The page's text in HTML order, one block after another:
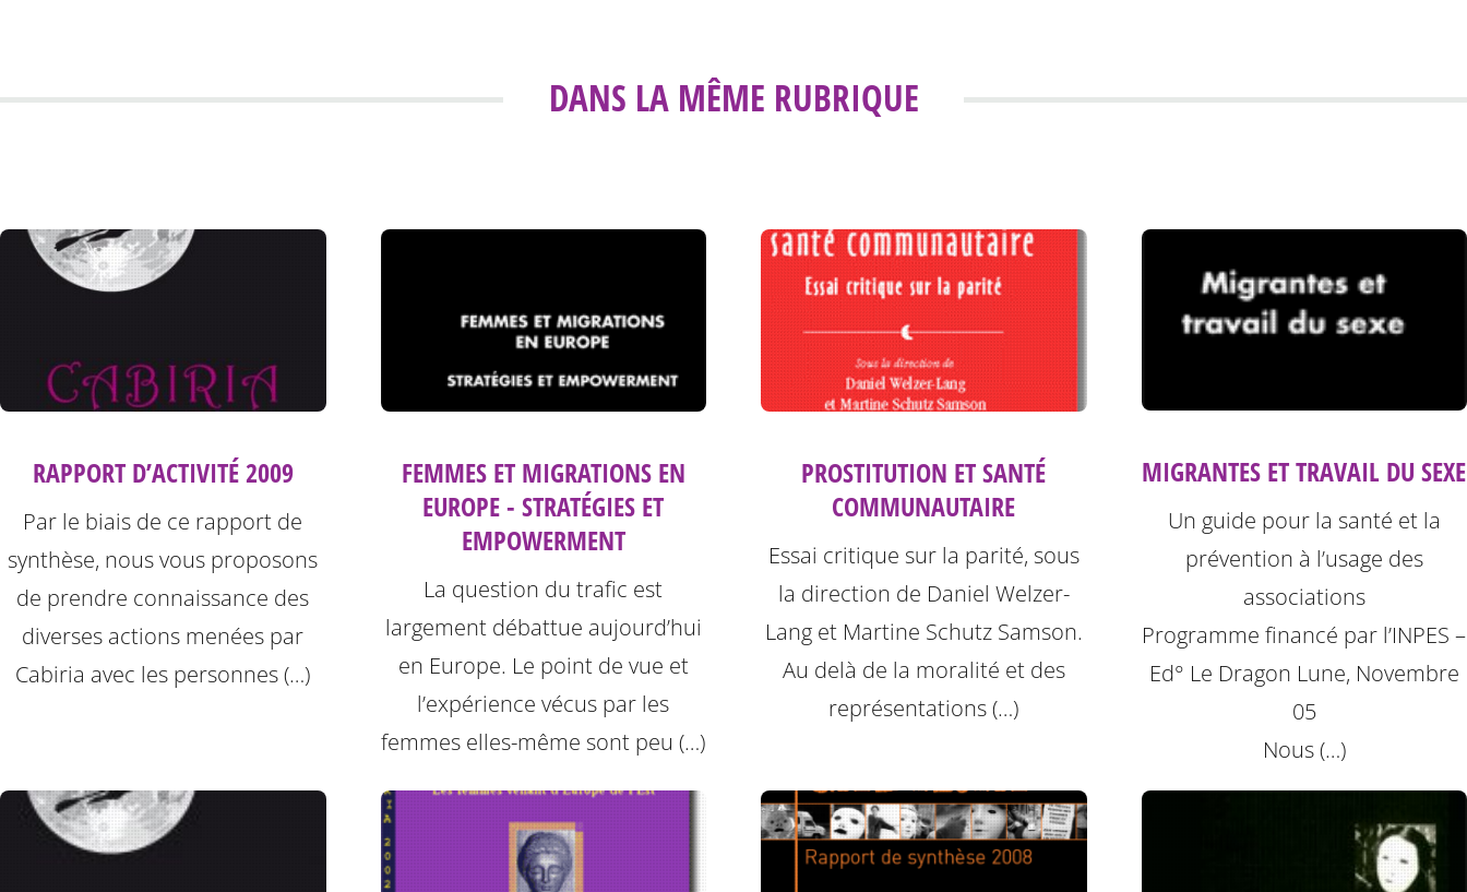
DANS LA MÊME RUBRIQUE
RAPPORT D’ACTIVITÉ 2009
Par le biais de ce rapport de
synthèse, nous vous proposons
de prendre connaissance des
diverses actions menées par
Cabiria avec les personnes (…)
FEMMES ET MIGRATIONS EN
EUROPE - STRATÉGIES ET
EMPOWERMENT
La question du trafic est
largement débattue aujourd’hui
en Europe. Le point de vue et
l’expérience vécus par les
femmes elles-même sont peu (…)
PROSTITUTION ET SANTÉ
COMMUNAUTAIRE
Essai critique sur la parité, sous
la direction de Daniel Welzer-
Lang et Martine Schutz Samson.
Au delà de la moralité et des
représentations (…)
MIGRANTES ET TRAVAIL DU SEXE
Un guide pour la santé et la
prévention à l’usage des
associations
Programme financé par l’INPES –
Ed° Le Dragon Lune, Novembre
05
Nous (…)